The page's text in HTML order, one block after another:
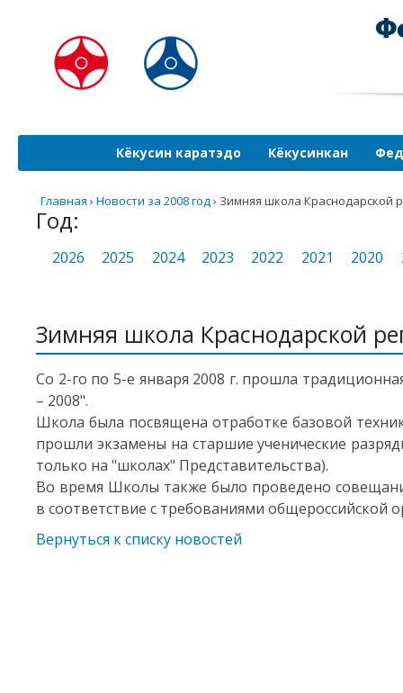
Кёкусин каратэдо Кёкусинкан
Главная › Новости за 2008 год› Зимняя школа Краснодарской
Год:
2026 2025 2024 2023 2022 2021 2020
Зимняя школа Краснодарской
Со 2-го по 5-е января 2008 г. прошла
– 2008".
Школа была посвящена отработке базовой
прошли экзамены на старшие ученические
только на "школах" Представительства).
Во время Школы также было проведено
в соответствие с требованиями общероссийской
Вернуться к списку новостей